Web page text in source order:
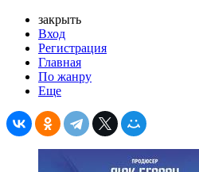
закрыть
Вход
Регистрация
Главная
По жанру
Еще